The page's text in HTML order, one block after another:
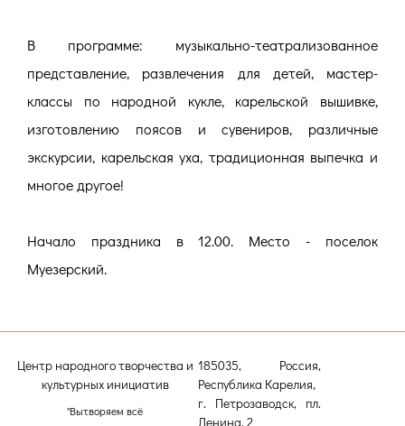
В программе: музыкально-театрализованное
представление, развлечения для детей, мастер-
классы по народной кукле, карельской вышивке,
изготовлению поясов и сувениров, различные
экскурсии, карельская уха, традиционная выпечка и
многое другое!
Начало праздника в 12.00. Место - поселок
Муезерский.
Центр народного творчества и
культурных инициатив
"Вытворяем всё
185035, Россия,
Республика Карелия,
г. Петрозаводск, пл.
Ленина, 2